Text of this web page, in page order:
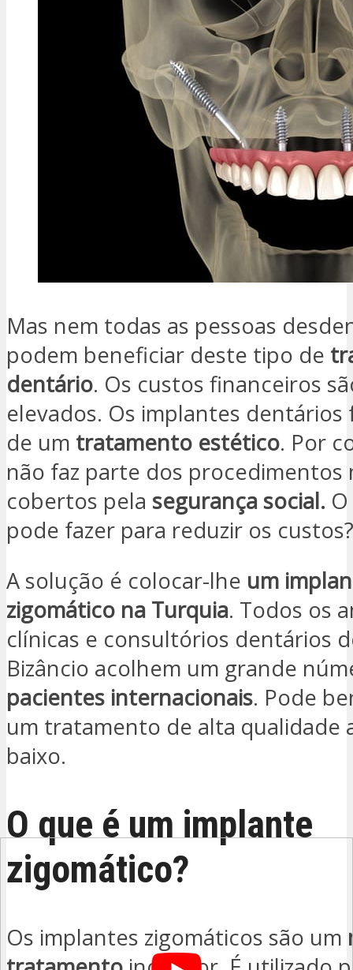
Mas nem todas as pessoas
podem beneficiar deste tipo de
dentário. Os custos financeiros
elevados. Os implantes dentários
de um tratamento estético. Por
não faz parte dos procedimentos
cobertos pela segurança social.
pode fazer para reduzir os custos?
A solução é colocar-lhe um
zigomático na Turquia. Todos os
clínicas e consultórios dentários
Bizâncio acolhem um grande
pacientes internacionais. Pode
um tratamento de alta qualidade
baixo.
O que é um implante
zigomático?
Os implantes zigomáticos são um